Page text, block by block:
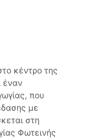
κέντρο της
έναν
που
με
στη
Φωτεινής